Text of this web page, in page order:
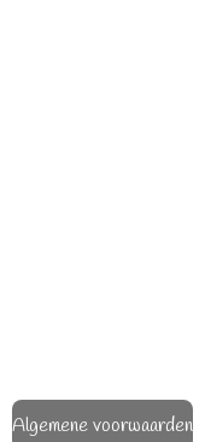
Algemene voorwaarden